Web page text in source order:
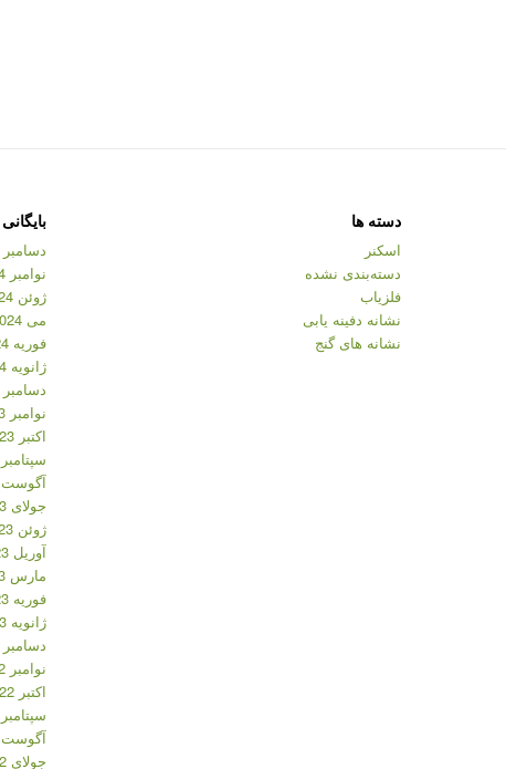
دسته ها
اسکنر
دسته‌بندی نشده
فلزیاب
نشانه دفینه یابی
نشانه های گنج
بایگانی
دسامبر 2024
نوامبر 2024
ژوئن 2024
می 2024
فوریه 2024
ژانویه 2024
دسامبر 2023
نوامبر 2023
اکتبر 2023
سپتامبر 2023
آگوست 2023
جولای 2023
ژوئن 2023
آوریل 2023
مارس 2023
فوریه 2023
ژانویه 2023
دسامبر 2022
نوامبر 2022
اکتبر 2022
سپتامبر 2022
آگوست 2022
جولای 2022